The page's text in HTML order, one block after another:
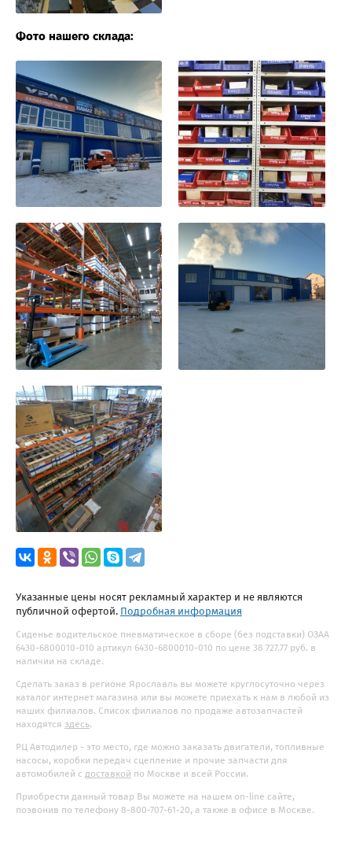
Фото нашего склада:
Указанные цены носят рекламный характер и не являются
публичной офертой. Подробная информация
Сиденье водительское пневматическое в сборе (без подставки) ОЗАА
6430-6800010-010 артикул 6430-6800010-010 по цене 38 727.77 руб. в
наличии на складе.
Сделать заказ в регионе Ярославль вы можете круглосуточно через
каталог интернет магазина или вы можете приехать к нам в любой из
наших филиалов. Список филиалов по продаже автозапчастей
находятся здесь.
РЦ Автодилер - это место, где можно заказать двигатели, топливные
насосы, коробки передач сцепление и прочие запчасти для
автомобилей с доставкой по Москве и всей России.
Приобрести данный товар Вы можете на нашем on-line сайте,
позвонив по телефону 8-800-707-61-20, а также в офисе в Москве.